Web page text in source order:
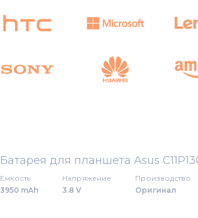
Батарея для планшета Asus
Емкость
3950 mAh
Напряжение
3.8 V
Производство
Оригинал